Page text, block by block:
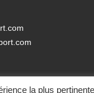
la plus